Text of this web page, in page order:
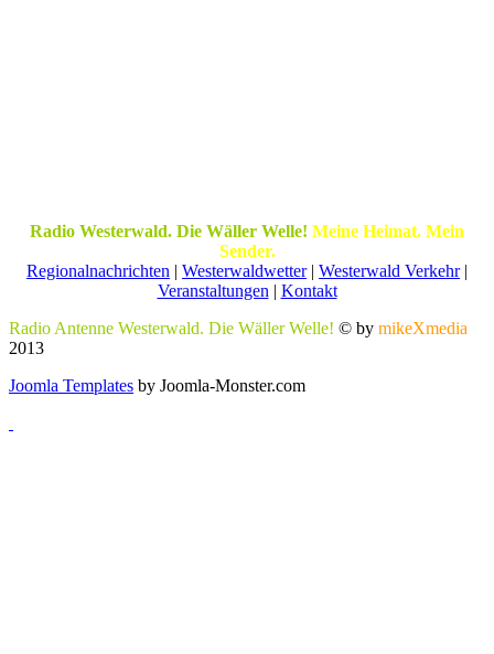
Radio Westerwald. Die Wäller Welle! Meine Heimat. Mein
Sender.
Regionalnachrichten | Westerwaldwetter| Westerwald Verkehr|
Veranstaltungen | Kontakt
Radio Antenne Westerwald. Die Wäller Welle! © by mikeXmedia
2013
Joomla Templates by Joomla-Monster.com